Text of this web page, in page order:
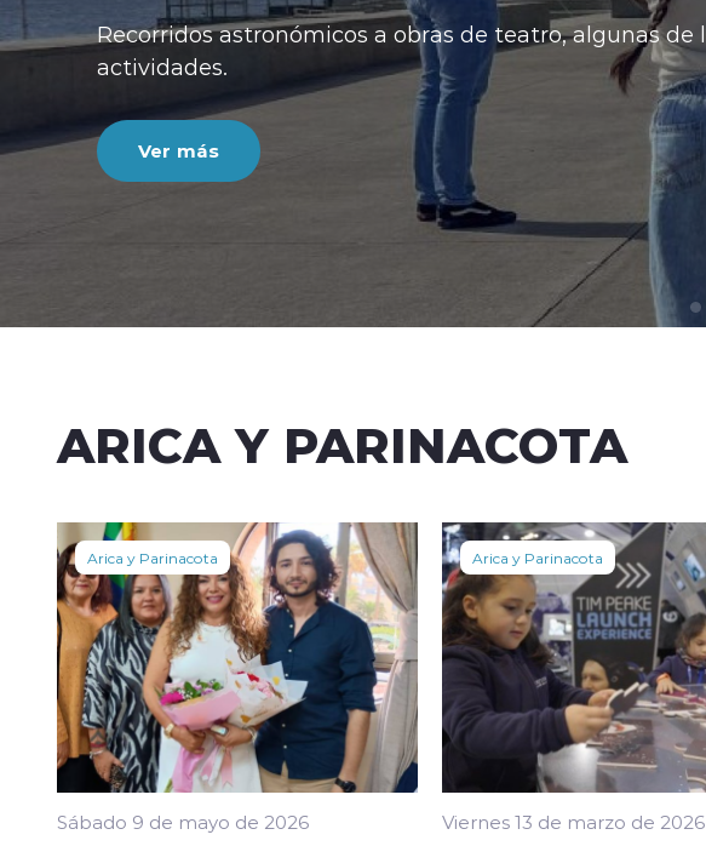
Recorridos astronómicos a obras de teatro, algunas de las
actividades.
Ver más
ARICA Y PARINACOTA
Arica y Parinacota
Sábado 9 de mayo de 2026
Arica y Parinacota
Viernes 13 de marzo de 2026